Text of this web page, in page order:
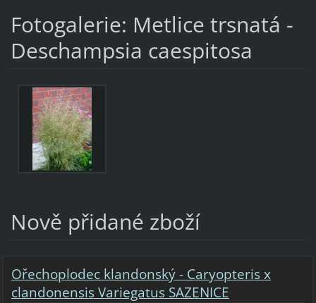
Fotogalerie: Metlice trsnatá -
Deschampsia caespitosa
Nově přidané zboží
Ořechoplodec klandonský - Caryopteris x
clandonensis Variegatus SAZENICE